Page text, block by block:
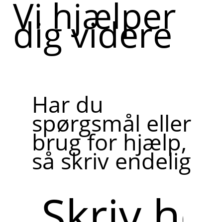
Vi hjælper
dig videre
Har du
spørgsmål eller
brug for hjælp,
så skriv endelig
her